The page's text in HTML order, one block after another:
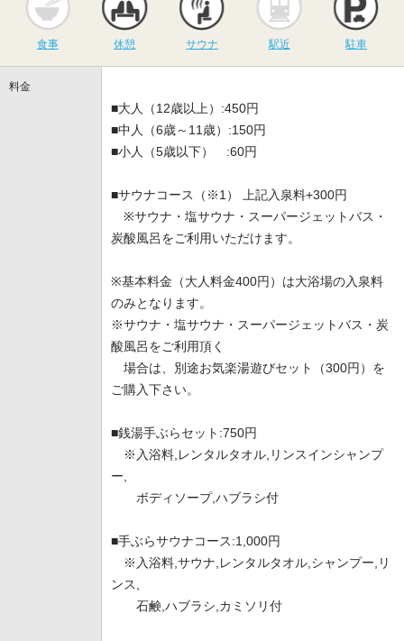
食事 休憩 サウナ 駅近 駐車
料金
■大人（12歳以上）:450円
■中人（6歳～11歳）:150円
■小人（5歳以下） :60円
■サウナコース（※1） 上記入泉料+300円
※サウナ・塩サウナ・スーパージェットバス・
炭酸風呂をご利用いただけます。
※基本料金（大人料金400円）は大浴場の入泉料
のみとなります。
※サウナ・塩サウナ・スーパージェットバス・炭
酸風呂をご利用頂く
場合は、別途お気楽湯遊びセット（300円）を
ご購入下さい。
■銭湯手ぶらセット:750円
※入浴料,レンタルタオル,リンスインシャンプ
ー,
ボディソープ,ハブラシ付
■手ぶらサウナコース:1,000円
※入浴料,サウナ,レンタルタオル,シャンプー,リ
ンス,
石鹸,ハブラシ,カミソリ付